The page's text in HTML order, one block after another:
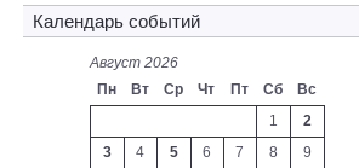
Календарь событий
Август 2026
Пн
Вт Ср Чт Пт Сб Вс
1
2
3
4 5 6 7 8
9